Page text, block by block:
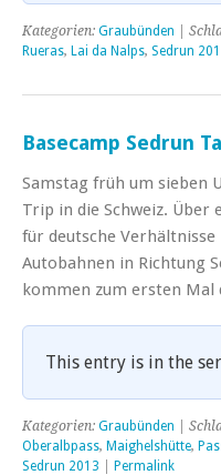
Kategorien: Graubünden |
Rueras, Lai da Nalps, Sedrun
Basecamp Sedrun
Samstag früh um sieben
Trip in die Schweiz. Über
für deutsche
Autobahnen in Richtung
kommen zum ersten Mal
This entry is in the
Kategorien: Graubünden |
Oberalbpass, Maighelshütte,
Sedrun 2013
Permalink